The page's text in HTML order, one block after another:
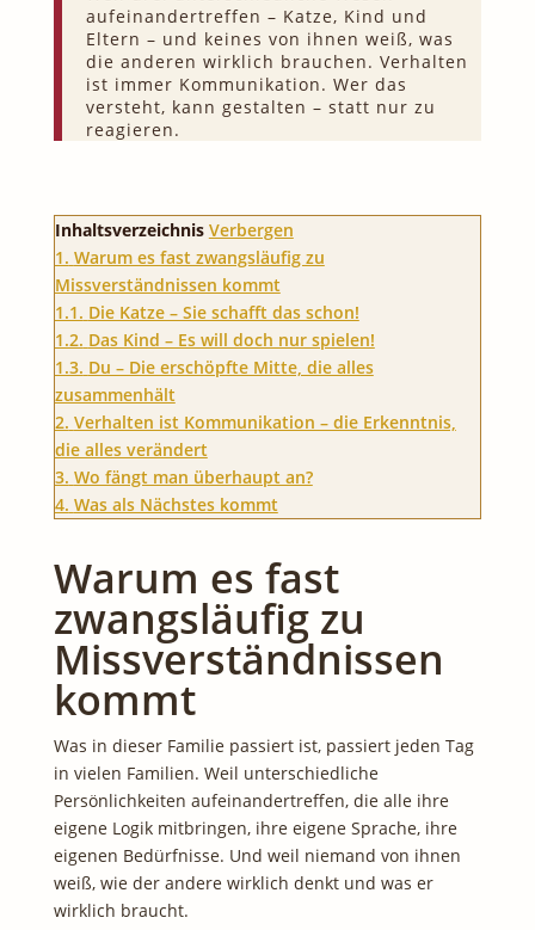
aufeinandertreffen – Katze, Kind und
Eltern – und keines von ihnen weiß, was
die anderen wirklich brauchen. Verhalten
ist immer Kommunikation. Wer das
versteht, kann gestalten – statt nur zu
reagieren.
Inhaltsverzeichnis Verbergen
1. Warum es fast zwangsläufig zu
Missverständnissen kommt
1.1. Die Katze – Sie schafft das schon!
1.2. Das Kind – Es will doch nur spielen!
1.3. Du – Die erschöpfte Mitte, die alles
zusammenhält
2. Verhalten ist Kommunikation – die Erkenntnis,
die alles verändert
3. Wo fängt man überhaupt an?
4. Was als Nächstes kommt
Warum es fast
zwangsläufig zu
Missverständnissen
kommt
Was in dieser Familie passiert ist, passiert jeden Tag
in vielen Familien. Weil unterschiedliche
Persönlichkeiten aufeinandertreffen, die alle ihre
eigene Logik mitbringen, ihre eigene Sprache, ihre
eigenen Bedürfnisse. Und weil niemand von ihnen
weiß, wie der andere wirklich denkt und was er
wirklich braucht.